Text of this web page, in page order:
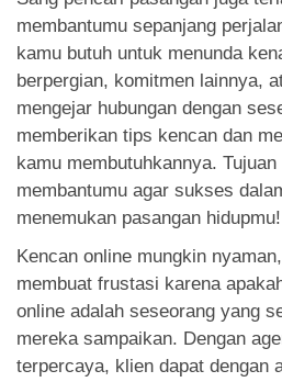
membantumu sepanjang
kamu butuh untuk menunda
berpergian, komitmen lainnya,
mengejar hubungan dengan
memberikan tips kencan dan
kamu membutuhkannya.
membantumu agar sukses
menemukan pasangan hidupmu!
Kencan online mungkin
membuat frustasi karena
online adalah seseorang yang
mereka sampaikan. Dengan
terpercaya, klien dapat dengan